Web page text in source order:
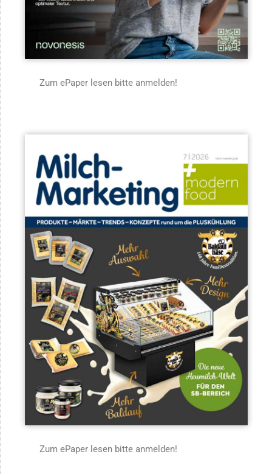
Zum ePaper lesen bitte anmelden!
Zum ePaper lesen bitte anmelden!